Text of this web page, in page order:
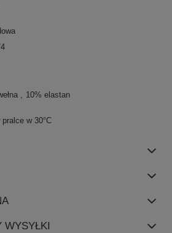
10% elastan
pralce w 30°C
WYSYŁKI